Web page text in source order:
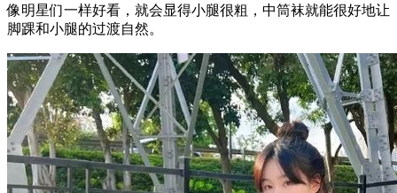
像明星们一样好看，就会显得小腿很粗，中筒袜就能很好地让
脚踝和小腿的过渡自然。